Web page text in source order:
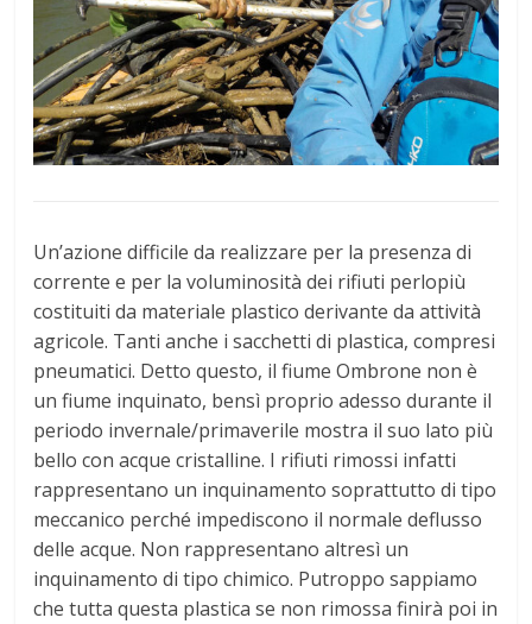
Un’azione difficile da realizzare per la presenza di
corrente e per la voluminosità dei rifiuti perlopiù
costituiti da materiale plastico derivante da attività
agricole. Tanti anche i sacchetti di plastica, compresi
pneumatici. Detto questo, il fiume Ombrone non è
un fiume inquinato, bensì proprio adesso durante il
periodo invernale/primaverile mostra il suo lato più
bello con acque cristalline. I rifiuti rimossi infatti
rappresentano un inquinamento soprattutto di tipo
meccanico perché impediscono il normale deflusso
delle acque. Non rappresentano altresì un
inquinamento di tipo chimico. Putroppo sappiamo
che tutta questa plastica se non rimossa finirà poi in